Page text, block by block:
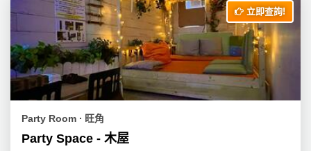
立即查詢!
Party Room ∙ 旺角
Party Space - 木屋